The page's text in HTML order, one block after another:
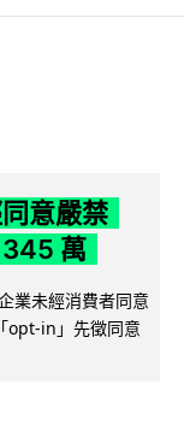
意嚴禁
萬
業未經消費者同意
opt-in」先徵同意